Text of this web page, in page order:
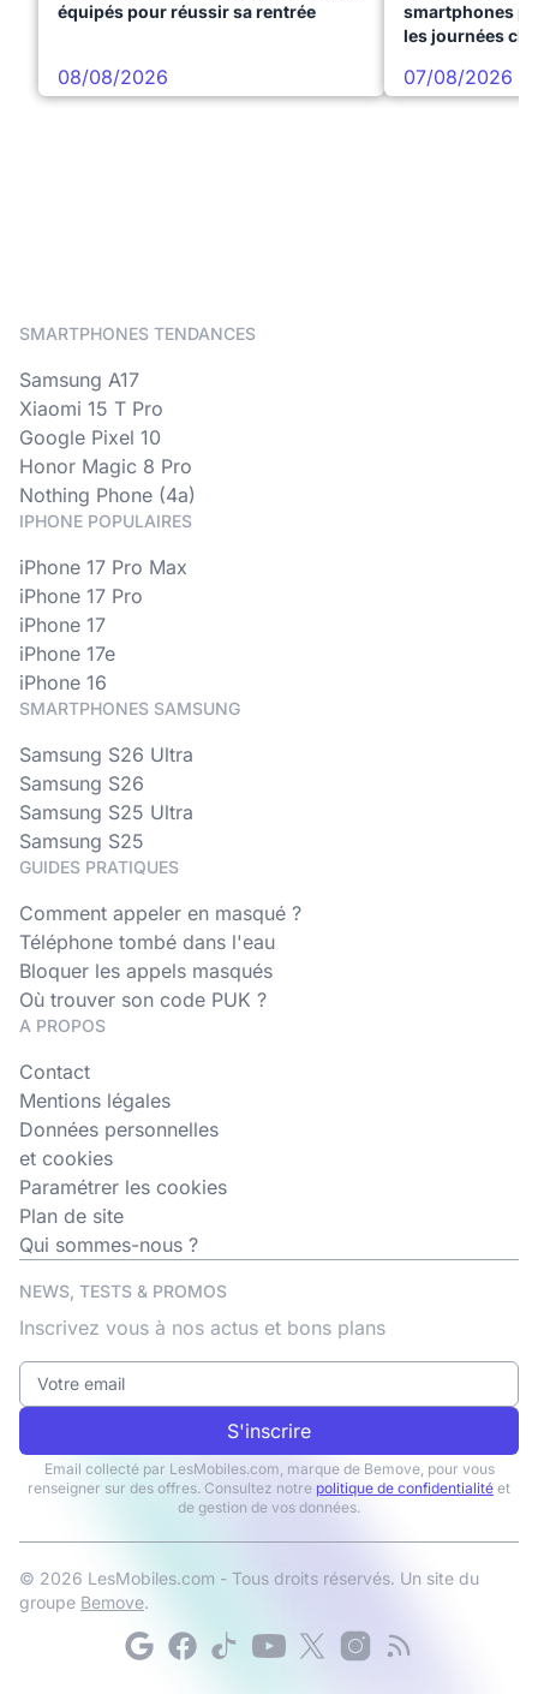
équipés pour réussir sa rentrée
08/08/2026
smartphones
les journées
07/08/2026
SMARTPHONES TENDANCES
Samsung A17
Xiaomi 15 T Pro
Google Pixel 10
Honor Magic 8 Pro
Nothing Phone (4a)
IPHONE POPULAIRES
iPhone 17 Pro Max
iPhone 17 Pro
iPhone 17
iPhone 17e
iPhone 16
SMARTPHONES SAMSUNG
Samsung S26 Ultra
Samsung S26
Samsung S25 Ultra
Samsung S25
GUIDES PRATIQUES
Comment appeler en masqué ?
Téléphone tombé dans l'eau
Bloquer les appels masqués
Où trouver son code PUK ?
A PROPOS
Contact
Mentions légales
Données personnelles
et cookies
Paramétrer les cookies
Plan de site
Qui sommes-nous ?
NEWS, TESTS & PROMOS
Inscrivez vous à nos actus et bons plans
S'inscrire
Email collecté par LesMobiles.com, marque de Bemove, pour vous
renseigner sur des offres. Consultez notre politique de confidentialité et
de gestion de vos données.
© 2026 LesMobiles.com - Tous droits réservés. Un site du
groupe Bemove.